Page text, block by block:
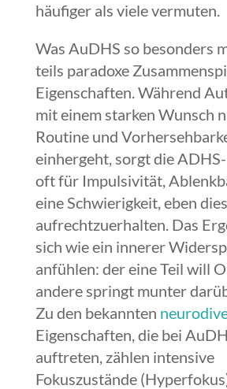
häufiger als viele vermuten.
Was AuDHS so besonders
teils paradoxe
Eigenschaften. Während
mit einem starken Wunsch
Routine und
einhergeht, sorgt die
oft für Impulsivität,
eine Schwierigkeit, eben
aufrechtzuerhalten. Das
sich wie ein innerer
anfühlen: der eine Teil will
andere springt munter
Zu den bekannten
Eigenschaften, die bei
auftreten, zählen intensive
Fokuszustände